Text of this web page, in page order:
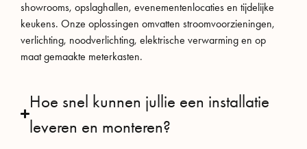
showrooms, opslaghallen, evenementenlocaties en tijdelijke
keukens. Onze oplossingen omvatten stroomvoorzieningen,
verlichting, noodverlichting, elektrische verwarming en op
maat gemaakte meterkasten.
Hoe snel kunnen jullie een installatie
leveren en monteren?